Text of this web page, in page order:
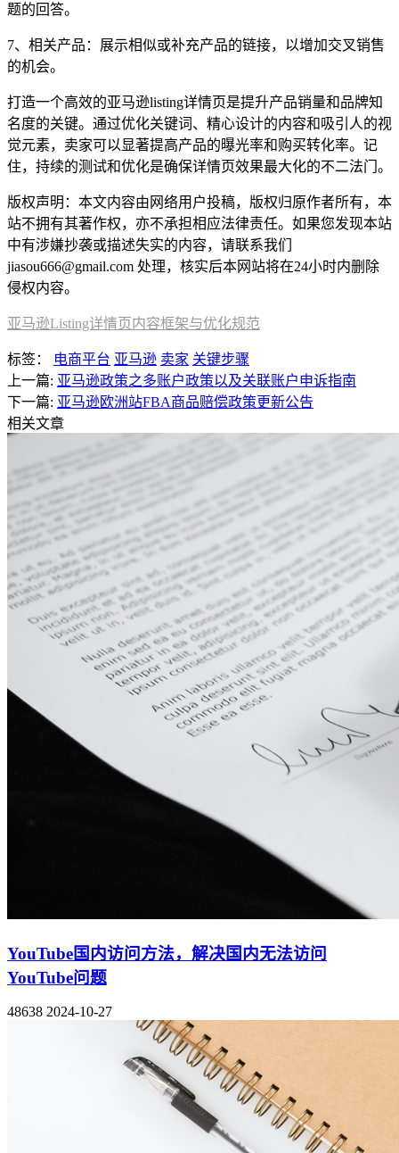
题的回答。
7、相关产品：展示相似或补充产品的链接，以增加交叉销售
的机会。
打造一个高效的亚马逊listing详情页是提升产品销量和品牌知
名度的关键。通过优化关键词、精心设计的内容和吸引人的视
觉元素，卖家可以显著提高产品的曝光率和购买转化率。记
住，持续的测试和优化是确保详情页效果最大化的不二法门。
版权声明：本文内容由网络用户投稿，版权归原作者所有，本
站不拥有其著作权，亦不承担相应法律责任。如果您发现本站
中有涉嫌抄袭或描述失实的内容，请联系我们
jiasou666@gmail.com 处理，核实后本网站将在24小时内删除
侵权内容。
亚马逊Listing详情页内容框架与优化规范
标签： 电商平台 亚马逊 卖家 关键步骤
上一篇: 亚马逊政策之多账户政策以及关联账户申诉指南
下一篇: 亚马逊欧洲站FBA商品赔偿政策更新公告
相关文章
YouTube国内访问方法，解决国内无法访问
YouTube问题
48638 2024-10-27